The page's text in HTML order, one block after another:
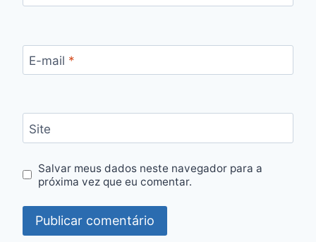
E-mail *
Site
Salvar meus dados neste navegador para a
próxima vez que eu comentar.